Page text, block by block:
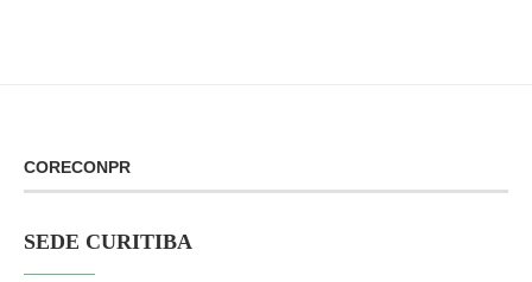
CORECONPR
SEDE CURITIBA